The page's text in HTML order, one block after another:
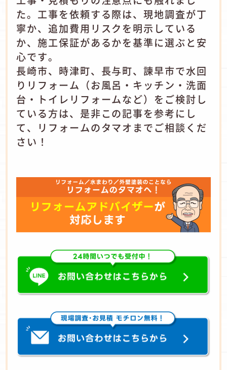
た。工事を依頼する際は、現地調査が丁
寧か、追加費用リスクを明示している
か、施工保証があるかを基準に選ぶと安
心です。
長崎市、時津町、長与町、諫早市で水回
りリフォーム（お風呂・キッチン・洗面
台・トイレリフォームなど）をご検討し
ている方は、是非この記事を参考にし
て、リフォームのタマオまでご相談くだ
さい！